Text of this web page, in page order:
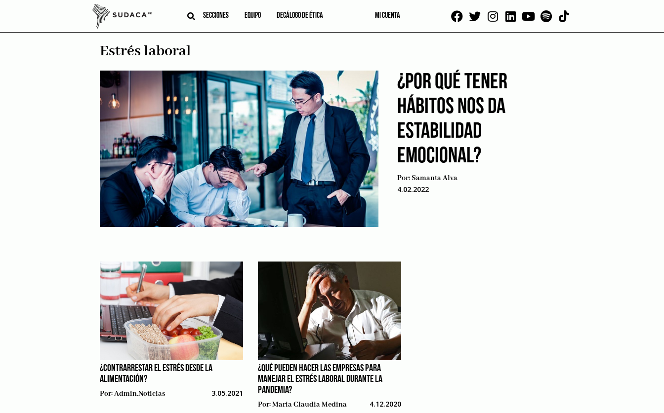
SECCIONES EQUIPO DECÁLOGO DE ÉTICA MI CUENTA
Estrés laboral
¿POR QUÉ TENER
HÁBITOS NOS DA
ESTABILIDAD
EMOCIONAL?
Por:Samanta Alva
4.02.2022
¿CONTRARRESTAR EL ESTRÉS DESDE LA
ALIMENTACIÓN?
Por:Admin.noticias 3.05.2021
¿QUÉ PUEDEN HACER LAS EMPRESAS PARA
MANEJAR EL ESTRÉS LABORAL DURANTE LA
PANDEMIA?
Por:Maria Claudia Medina 4.12.2020